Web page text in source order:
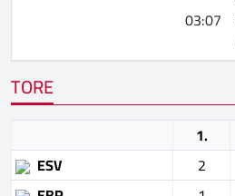
03:07
TORE
1.
ESV
2